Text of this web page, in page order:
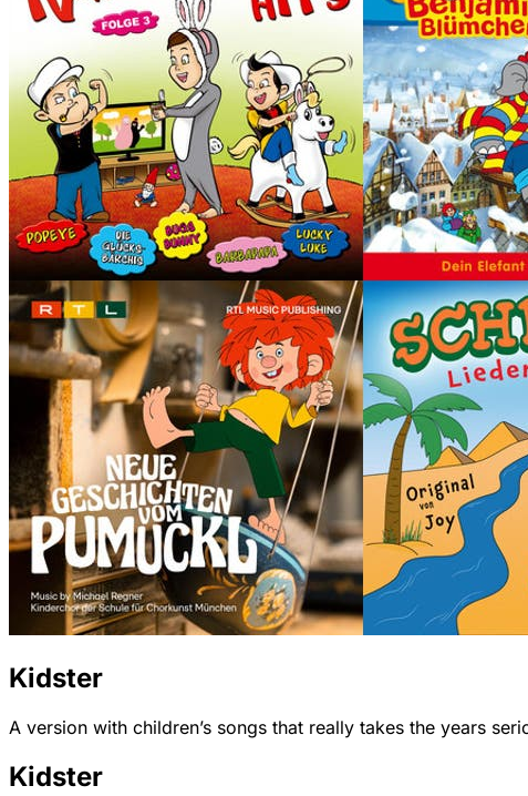
Kidster
A version with children’s songs that really takes the years
Kidster